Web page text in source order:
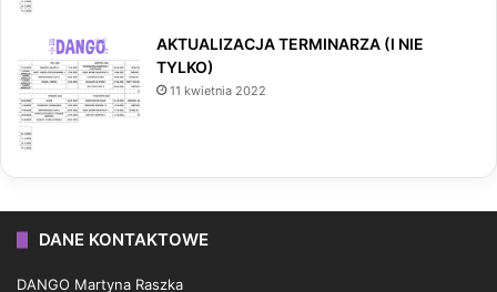
AKTUALIZACJA TERMINARZA (I NIE
TYLKO)
11 kwietnia 2022
DANE KONTAKTOWE
DANGO Martyna Raszka